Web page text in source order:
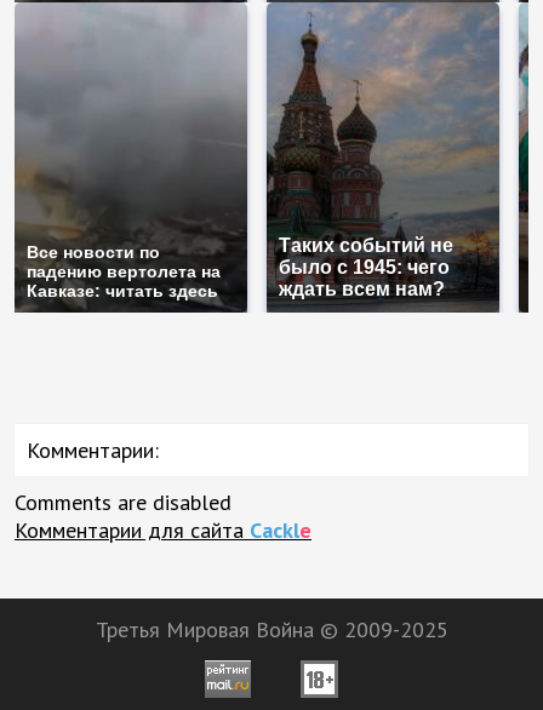
Все новости по
падению вертолета на
Кавказе: читать здесь
Таких событий не
было с 1945: чего
ждать всем нам?
Комментарии:
Comments are disabled
Комментарии для сайта Cackle
Третья Мировая Война © 2009-2025